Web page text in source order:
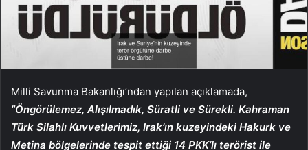
Milli Savunma Bakanlığı’ndan yapılan açıklamada,
”Öngörülemez, Alışılmadık, Süratli ve Sürekli. Kahraman
Türk Silahlı Kuvvetlerimiz, Irak’ın kuzeyindeki Hakurk ve
Metina bölgelerinde tespit ettiği 14 PKK’lı terörist ile